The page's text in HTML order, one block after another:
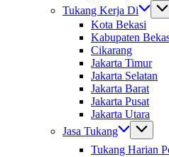
Tukang Kerja Di
Kota Bekasi
Kabupaten
Cikarang
Jakarta Timur
Jakarta Selatan
Jakarta Barat
Jakarta Pusat
Jakarta Utara
Jasa Tukang
Tukang Harian